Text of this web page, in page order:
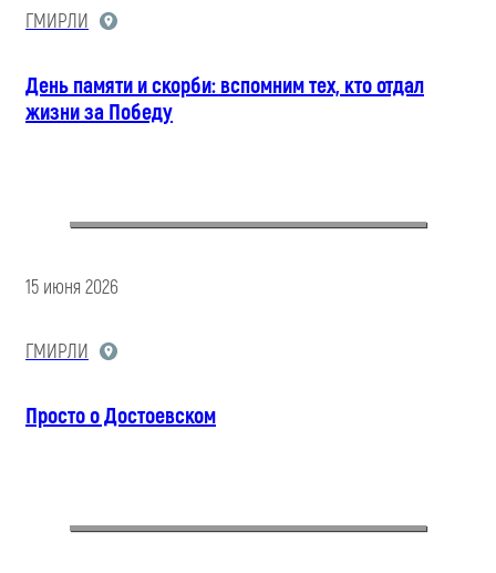
ГМИРЛИ
День памяти и скорби: вспомним тех, кто отдал
жизни за Победу
15 июня 2026
ГМИРЛИ
Просто о Достоевском